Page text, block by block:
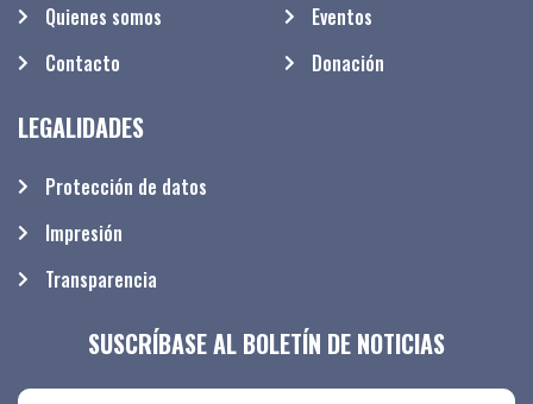
Quienes somos
Contacto
Eventos
Donación
LEGALIDADES
Protección de datos
Impresión
Transparencia
SUSCRÍBASE AL BOLETÍN DE NOTICIAS